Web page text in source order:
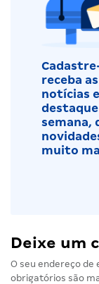
receba as
notícias
destaque
semana,
muito
Deixe um
O seu endereço de
obrigatórios são